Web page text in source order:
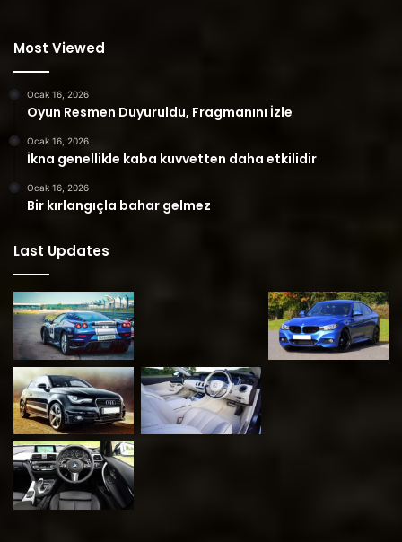
Most Viewed
Ocak 16, 2026
Oyun Resmen Duyuruldu, Fragmanını İzle
Ocak 16, 2026
İkna genellikle kaba kuvvetten daha etkilidir
Ocak 16, 2026
Bir kırlangıçla bahar gelmez
Last Updates